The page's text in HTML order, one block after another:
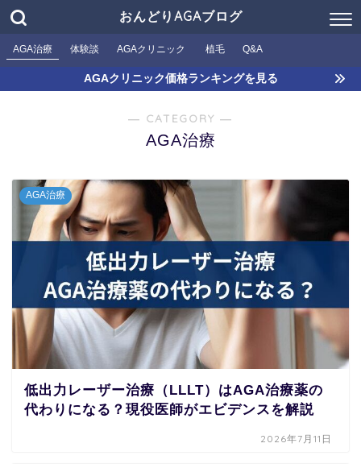
おんどりAGAブログ
AGA治療 体験談 AGAクリニック 植毛 Q&A
AGAクリニック価格ランキングを見る
― CATEGORY ―
AGA治療
AGA治療
低出力レーザー治療（LLLT）はAGA治療薬の
代わりになる？現役医師がエビデンスを解説
2026年7月11日